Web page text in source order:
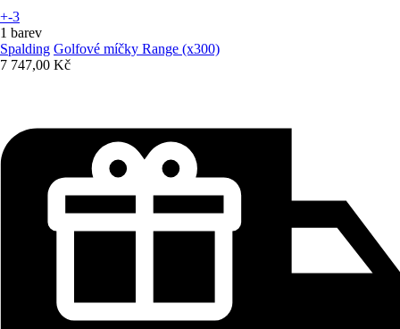
+-3
1 barev
Spalding Golfové míčky Range (x300)
7 747,00 Kč